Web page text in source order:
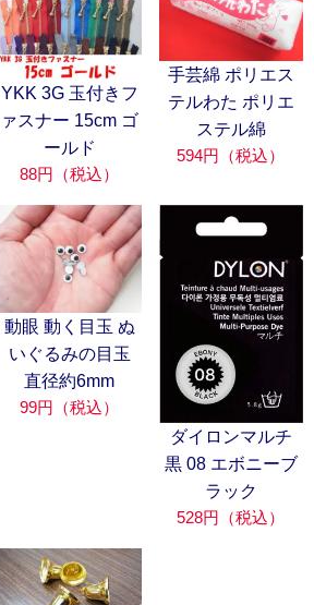
YKK 3G 玉付きフ
ァスナー 15cm ゴ
ールド
88円（税込）
手芸綿 ポリエス
テルわた ポリエ
ステル綿
594円（税込）
動眼 動く目玉 ぬ
いぐるみの目玉
直径約6mm
99円（税込）
ダイロンマルチ
黒 08 エボニーブ
ラック
528円（税込）